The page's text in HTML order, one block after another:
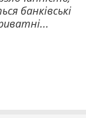
банківські